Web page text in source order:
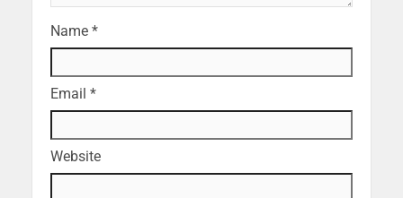
Name *
Email *
Website